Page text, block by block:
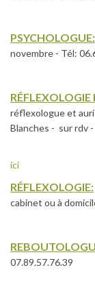
PSYCHOLOGUE:
novembre - Tél:
RÉFLEXOLOGIE
réflexologue et
Blanches - sur rdv
Pour
ici
RÉFLEXOLOGIE:
cabinet ou à
07.89.57.76.39